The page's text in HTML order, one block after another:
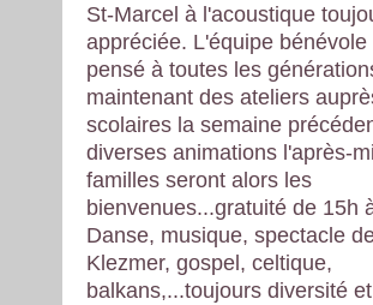
St-Marcel à l'acoustique
appréciée. L'équipe bénévole
pensé à toutes les
maintenant des ateliers
scolaires la semaine
diverses animations l'après-
familles seront alors les
bienvenues...gratuité de 15h
Danse, musique, spectacle
Klezmer, gospel, celtique,
balkans,...toujours diversité